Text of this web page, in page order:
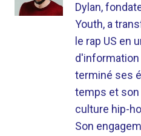
Dylan,
Youth, a
le rap US en
terminé ses
temps et son
culture hip-
Son